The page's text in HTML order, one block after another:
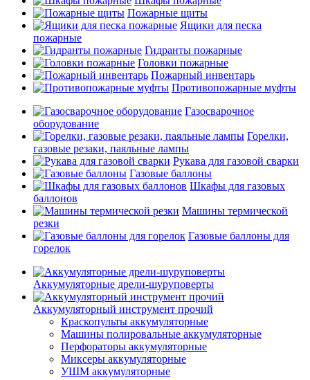
Пожарные щиты
Ящики для песка
пожарные
Гидранты пожарные
Головки пожарные
Пожарный инвентарь
Противопожарные муфты
Газосварочное
оборудование
Горелки,
газовые резаки, паяльные лампы
Рукава для газовой сварки
Газовые баллоны
Шкафы для газовых
баллонов
Машины термической
резки
Газовые баллоны для
горелок
Аккумуляторные дрели-шуруповерты
Аккумуляторный инструмент прочий
Краскопульты аккумуляторные
Машины полировальные аккумуляторные
Перфораторы аккумуляторные
Миксеры аккумуляторные
УШМ аккумуляторные